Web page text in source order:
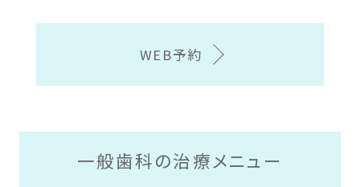
WEB予約
一般歯科の治療メニュー